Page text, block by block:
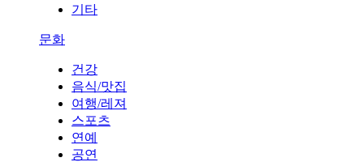
기타
문화
건강
음식/맛집
여행/레져
스포츠
연예
공연